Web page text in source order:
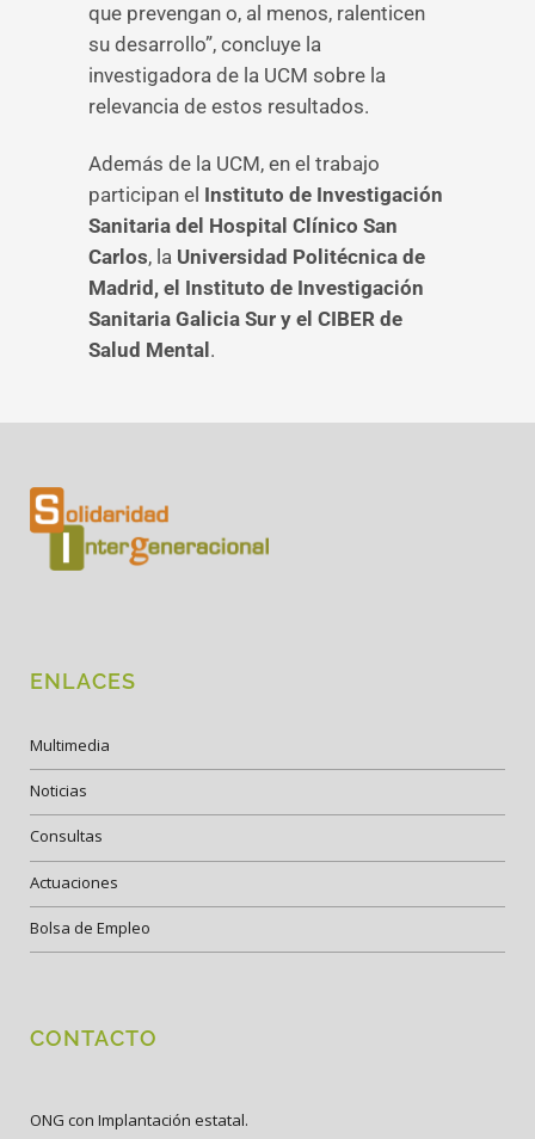
que prevengan o, al menos, ralenticen
su desarrollo”, concluye la
investigadora de la UCM sobre la
relevancia de estos resultados.
Además de la UCM, en el trabajo
participan el Instituto de Investigación
Sanitaria del Hospital Clínico San
Carlos, la Universidad Politécnica de
Madrid, el Instituto de Investigación
Sanitaria Galicia Sur y el CIBER de
Salud Mental .
ENLACES
Multimedia
Noticias
Consultas
Actuaciones
Bolsa de Empleo
CONTACTO
ONG con Implantación estatal.